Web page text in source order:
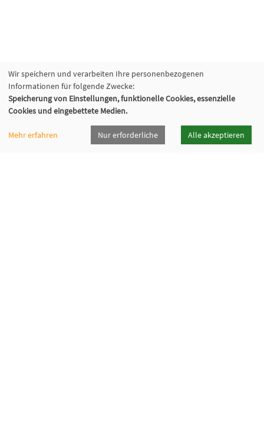
Wir speichern und verarbeiten Ihre personenbezogenen
Informationen für folgende Zwecke:
Speicherung von Einstellungen, funktionelle Cookies, essenzielle
Cookies und eingebettete Medien.
Mehr erfahren Nur erforderliche Alle akzeptieren